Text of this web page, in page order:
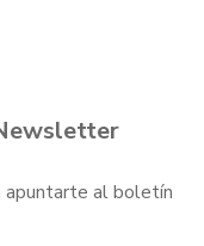
apuntarte al boletín